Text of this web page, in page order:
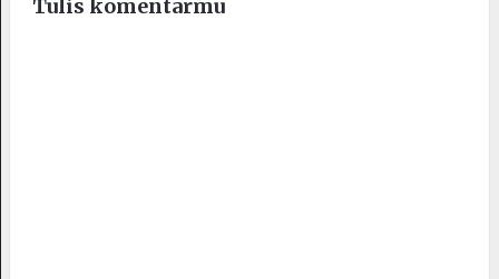
Tulis komentarmu